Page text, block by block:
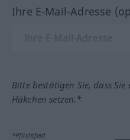
Ihre E-Mail-Adresse
Bitte bestätigen Sie, dass
Häkchen setzen.*
*Pflichtfeld